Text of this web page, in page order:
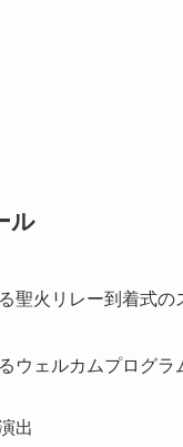
ル
聖火リレー到着式の
ウェルカムプログラ
出